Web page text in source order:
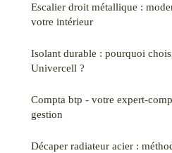
Escalier droit métallique :
votre intérieur
Isolant durable : pourquoi
Univercell ?
Compta btp - votre expert-
gestion
Décaper radiateur acier :